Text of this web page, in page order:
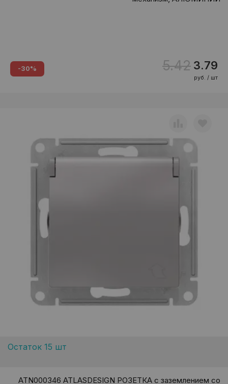
-30% 5.42 3.79
руб. / шт
Остаток 15 шт
ATN000346 ATLASDESIGN РОЗЕТКА с заземлением со